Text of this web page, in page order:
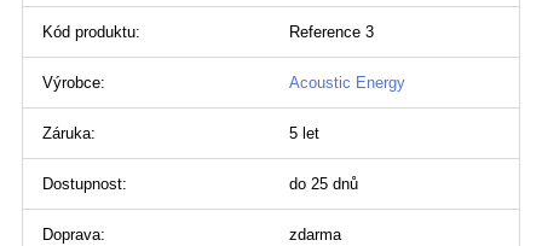
Kód produktu: Reference 3
Výrobce: Acoustic Energy
Záruka: 5 let
Dostupnost: do 25 dnů
Doprava: zdarma